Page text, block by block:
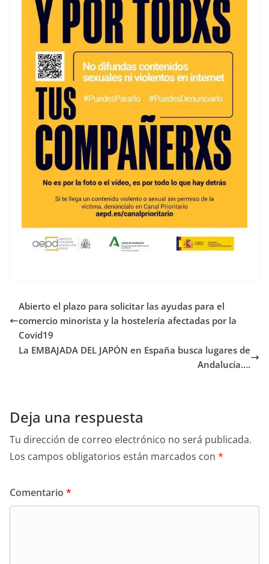
Abierto el plazo para solicitar las ayudas para el
comercio minorista y la hostelería afectadas por la
Covid19
La EMBAJADA DEL JAPÓN en España busca lugares de
Andalucía….
Deja una respuesta
Tu dirección de correo electrónico no será publicada.
Los campos obligatorios están marcados con *
Comentario *